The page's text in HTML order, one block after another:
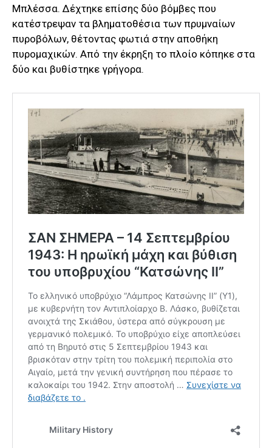
Μπλέσσα. Δέχτηκε επίσης δύο βόμβες που
κατέστρεψαν τα βληματοθέσια των πρυμναίων
πυροβόλων, θέτοντας φωτιά στην αποθήκη
πυρομαχικών. Από την έκρηξη το πλοίο κόπηκε στα
δύο και βυθίστηκε γρήγορα.